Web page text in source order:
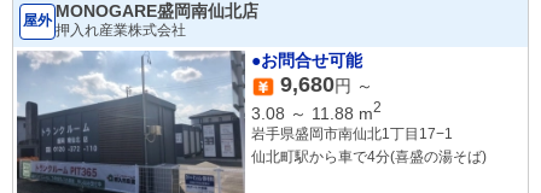
屋外 MONOGARE盛岡南仙北店
押入れ産業株式会社
●お問合せ可能
9,680円 ～
3.08 ～ 11.88 m2
岩手県盛岡市南仙北1丁目17−1
仙北町駅から車で4分(喜盛の湯そば)